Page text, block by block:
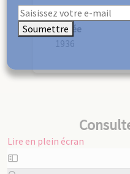
Année
1936
Lire en plein écran
Aller
au
Soumettre